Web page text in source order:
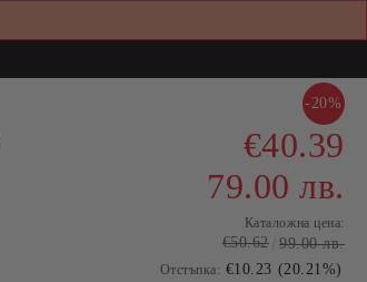
-20%
€40.39
79.00 лв.
Каталожна цена:
€50.62 99.00 лв.
Отстъпка: €10.23 (20.21%)